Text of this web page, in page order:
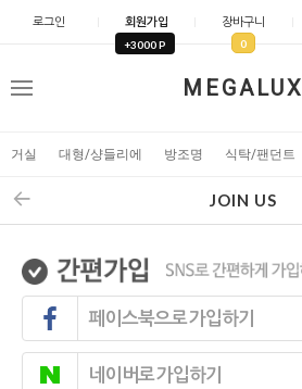
로그인 회원가입
+3000 P
장바구니
0
MEGALUX
메
거실 대형/샹들리에 방조명 식탁/팬던트
JOIN US
페이스북으로 가입하기
네이버로 가입하기